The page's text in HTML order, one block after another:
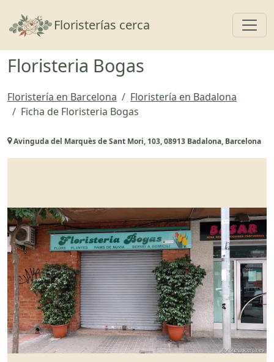
Floristerías cerca
Floristeria Bogas
Floristería en Barcelona
Floristería en Badalona
Ficha de Floristeria Bogas
Avinguda del Marquès de Sant Mori, 103, 08913 Badalona, Barcelona